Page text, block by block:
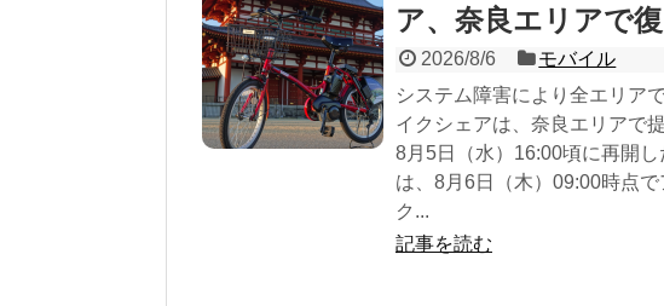
ア、奈良エリアで
2026/8/6
モバイル
システム障害により全エリア
イクシェアは、奈良エリアで
8月5日（水）16:00頃に再開
は、8月6日（木）09:00時点
ク...
記事を読む